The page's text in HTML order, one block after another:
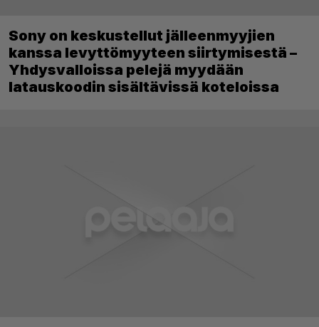
Sony on keskustellut jälleenmyyjien
kanssa levyttömyyteen siirtymisestä –
Yhdysvalloissa pelejä myydään
latauskoodin sisältävissä koteloissa